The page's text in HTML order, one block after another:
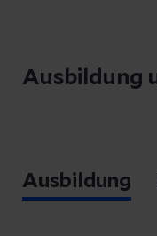
Ausbildung
Ausbildung